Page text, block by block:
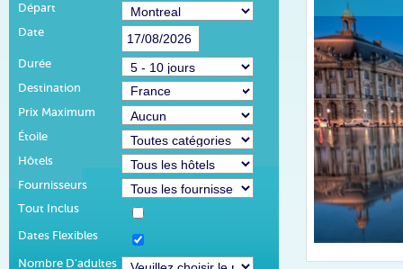
Départ
Date
Durée
Destination
Prix Maximum
Étoile
Hôtels
Fournisseurs
Tout Inclus
Dates Flexibles
Nombre D'adultes